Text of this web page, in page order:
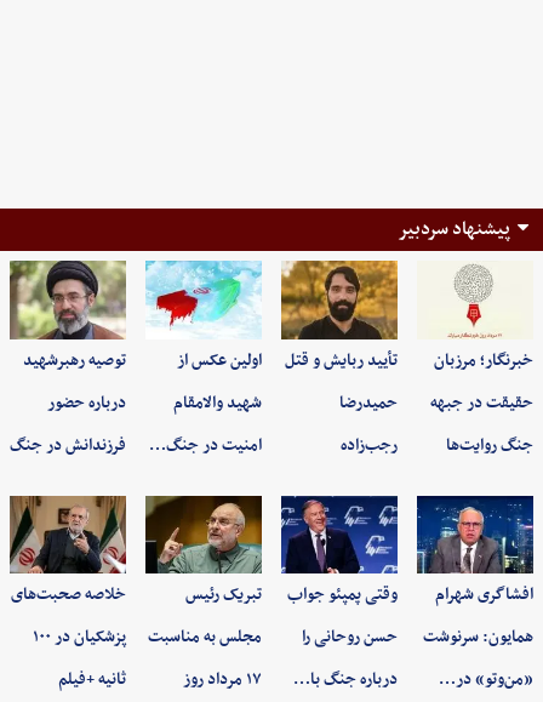
پیشنهاد سردبیر
خبرنگار؛ مرزبان
حقیقت در جبهه
جنگ روایت‌ها
تأیید ربایش و قتل
حمیدرضا
رجب‌زاده
اولین عکس از
شهید والامقام
امنیت در جنگ…
توصیه رهبرشهید
درباره حضور
فرزندانش در جنگ
افشاگری شهرام
همایون: سرنوشت
«من‌وتو» در…
وقتی پمپئو جواب
حسن روحانی را
درباره جنگ با…
تبریک رئیس
مجلس به مناسبت
۱۷ مرداد روز
خلاصه صحبت‌های
پزشکیان در ۱۰۰
ثانیه +فیلم